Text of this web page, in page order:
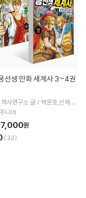
사연구소 글 / 백문호,신재미
선규,최우빈 그림
니어
원
(32)